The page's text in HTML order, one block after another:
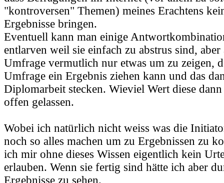
"kontroversen" Themen) meines Erachtens
Ergebnisse bringen.
Eventuell kann man einige
entlarven weil sie einfach zu abstrus sind,
Umfrage vermutlich nur etwas um zu zeigen,
Umfrage ein Ergebnis ziehen kann und das
Diplomarbeit stecken. Wieviel Wert diese
offen gelassen.
Wobei ich natürlich nicht weiss was die
noch so alles machen um zu Ergebnissen zu
ich mir ohne dieses Wissen eigentlich kein
erlauben. Wenn sie fertig sind hätte ich aber
Ergebnisse zu sehen.